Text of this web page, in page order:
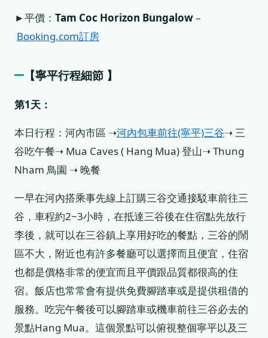
►平價： Tam Coc Horizon Bungalow–
Booking.com訂房
【寧平行程細節 】
第1天：
本日行程：河內市區 ➝河內包車前往(寧平)三谷➝ 三
谷吃午餐➝ Mua Caves ( Hang Mua) 登山➝ Thung
Nham 鳥園 ➝ 晚餐
一早在河內搭乘事先線上訂購三谷交通接駁車前往三
谷，車程約2~3小時，在抵達三谷後在住宿點先放行
李後，就可以在三谷鎮上享用好吃的餐點，三谷的鬧
區不大，附近也有許多餐廳可以選擇而且便宜，住宿
也都是價格非常的便宜而且平價跟品質都很高的住
宿。飯店也常常會有提供免費腳踏車或是提供租借的
服務。吃完午餐後可以腳踏車或機車前往三谷必去的
景點Hang Mua。這個景點可以俯視整個寧平以及三